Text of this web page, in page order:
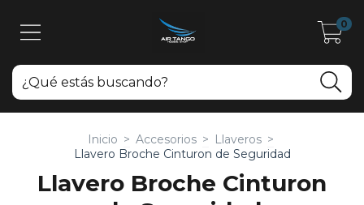
0
Inicio > Accesorios > Llaveros >
Llavero Broche Cinturon de Seguridad
Llavero Broche Cinturon